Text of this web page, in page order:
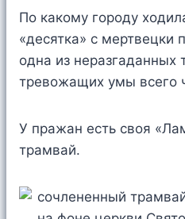
По какому городу
«десятка» с
одна из неразгаданных
тревожащих умы всего
У пражан есть своя
трамвай.